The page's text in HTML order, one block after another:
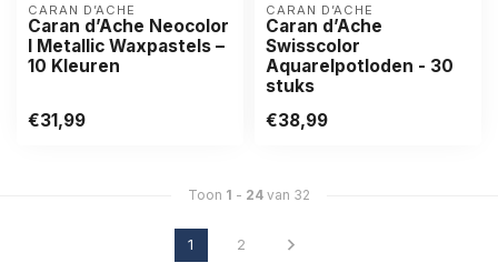
CARAN D’ACHE
Caran d’Ache Neocolor
I Metallic Waxpastels –
10 Kleuren
€31,99
CARAN D’ACHE
Caran d’Ache
Swisscolor
Aquarelpotloden - 30
stuks
€38,99
Toon 1 - 24 van 32
1 2